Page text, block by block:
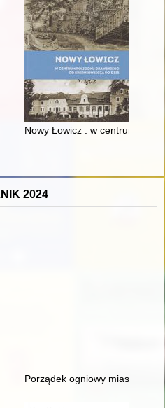
: prestiż finansowy i
Nowy Łowicz : w centrum
2024
szkolne w perspektywie XXI
Porządek ogniowy miasta